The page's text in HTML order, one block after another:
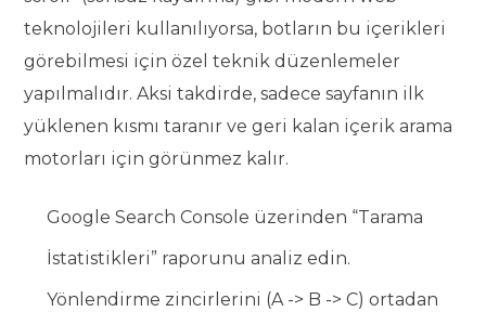
teknolojileri kullanılıyorsa, botların bu içerikleri
görebilmesi için özel teknik düzenlemeler
yapılmalıdır. Aksi takdirde, sadece sayfanın ilk
yüklenen kısmı taranır ve geri kalan içerik arama
motorları için görünmez kalır.
Google Search Console üzerinden “Tarama
İstatistikleri” raporunu analiz edin.
Yönlendirme zincirlerini (A -> B -> C) ortadan